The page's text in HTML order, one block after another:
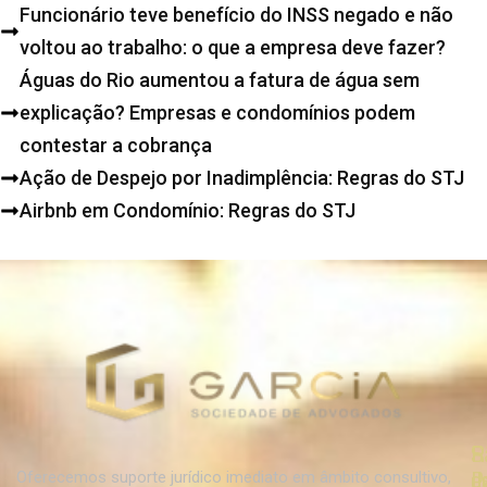
Funcionário teve benefício do INSS negado e não
voltou ao trabalho: o que a empresa deve fazer?
Águas do Rio aumentou a fatura de água sem
explicação? Empresas e condomínios podem
contestar a cobrança
Ação de Despejo por Inadimplência: Regras do STJ
Airbnb em Condomínio: Regras do STJ
Oferecemos suporte jurídico imediato em âmbito consultivo,